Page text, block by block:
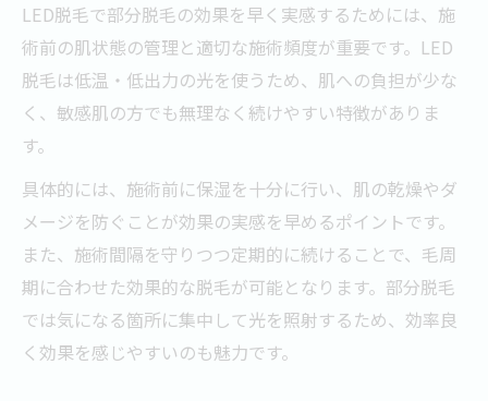
LED脱毛で部分脱毛の効果を早く実感するためには、施
術前の肌状態の管理と適切な施術頻度が重要です。LED
脱毛は低温・低出力の光を使うため、肌への負担が少な
く、敏感肌の方でも無理なく続けやすい特徴がありま
す。
具体的には、施術前に保湿を十分に行い、肌の乾燥やダ
メージを防ぐことが効果の実感を早めるポイントです。
また、施術間隔を守りつつ定期的に続けることで、毛周
期に合わせた効果的な脱毛が可能となります。部分脱毛
では気になる箇所に集中して光を照射するため、効率良
く効果を感じやすいのも魅力です。